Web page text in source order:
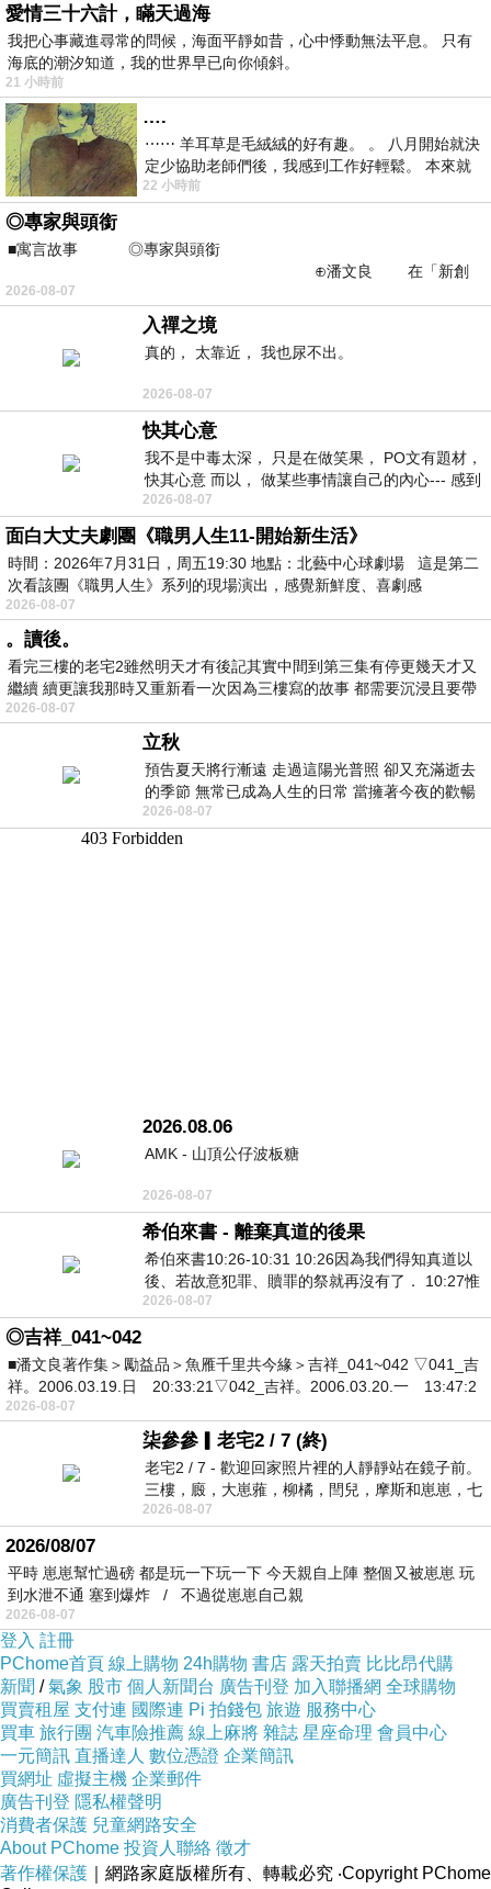
愛情三十六計，瞞天過海
我把心事藏進尋常的問候，海面平靜如昔，心中悸動無法平息。 只有
海底的潮汐知道，我的世界早已向你傾斜。
21 小時前
….
⋯⋯ 羊耳草是毛絨絨的好有趣。 。 八月開始就決
定少協助老師們後，我感到工作好輕鬆。 本來就
不是我的工作啊。 真
22 小時前
◎專家與頭銜
■寓言故事 ◎專家與頭銜
⊕潘文良 在「新創
之谷」裡——
2026-08-07
入禪之境
真的， 太靠近， 我也尿不出。
2026-08-07
快其心意
我不是中毒太深， 只是在做笑果， PO文有題材，
快其心意 而以， 做某些事情讓自己的內心--- 感到
愉快。
2026-08-07
面白大丈夫劇團《職男人生11-開始新生活》
時間：2026年7月31日，周五19:30 地點：北藝中心球劇場 這是第二
次看該團《職男人生》系列的現場演出，感覺新鮮度、喜劇感
2026-08-07
。讀後。
看完三樓的老宅2雖然明天才有後記其實中間到第三集有停更幾天才又
繼續 續更讓我那時又重新看一次因為三樓寫的故事 都需要沉浸且要帶
有
2026-08-07
立秋
預告夏天將行漸遠 走過這陽光普照 卻又充滿逝去
的季節 無常已成為人生的日常 當擁著今夜的歡暢
舒心 轉眼驟成昨日 而明晨 太陽
2026-08-07
2026.08.06
AMK - 山頂公仔波板糖
2026-08-07
希伯來書 - 離棄真道的後果
希伯來書10:26-10:31 10:26因為我們得知真道以
後、若故意犯罪、贖罪的祭就再沒有了． 10:27惟
有戰懼等候審判和那燒滅眾敵人的烈火
2026-08-07
◎吉祥_041~042
■潘文良著作集＞勵益品＞魚雁千里共今緣＞吉祥_041~042 ▽041_吉
祥。2006.03.19.日 20:33:21▽042_吉祥。2006.03.20.一 13:47:2
2026-08-07
柒參參▎老宅2 / 7 (終)
老宅2 / 7 - 歡迎回家照片裡的人靜靜站在鏡子前。
三樓，廄，大崽蕥，柳橘，閆兒，摩斯和崽崽，七
個人整整齊齊地站在鏡框之外，如同
2026-08-07
2026/08/07
平時 崽崽幫忙過磅 都是玩一下玩一下 今天親自上陣 整個又被崽崽 玩
到水泄不通 塞到爆炸 / 不過從崽崽自己親
2026-08-07
登入 註冊
PChome首頁 線上購物 24h購物 書店 露天拍賣 比比昂代購
新聞 / 氣象 股市 個人新聞台 廣告刊登 加入聯播網 全球購物
買賣租屋 支付連 國際連 Pi 拍錢包 旅遊 服務中心
買車 旅行團 汽車險推薦 線上麻將 雜誌 星座命理 會員中心
一元簡訊 直播達人 數位憑證 企業簡訊
買網址 虛擬主機 企業郵件
廣告刊登 隱私權聲明
消費者保護 兒童網路安全
About PChome 投資人聯絡 徵才
著作權保護 ｜網路家庭版權所有、轉載必究 ‧Copyright PChome